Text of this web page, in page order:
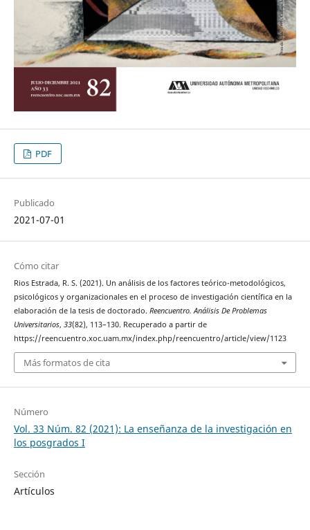
PDF
Publicado
2021-07-01
Cómo citar
Rios Estrada, R. S. (2021). Un análisis de los factores teórico-metodológicos,
psicológicos y organizacionales en el proceso de investigación científica en la
elaboración de la tesis de doctorado. Reencuentro. Análisis De Problemas
Universitarios, 33(82), 113–130. Recuperado a partir de
https://reencuentro.xoc.uam.mx/index.php/reencuentro/article/view/1123
Más formatos de cita
Número
Vol. 33 Núm. 82 (2021): La enseñanza de la investigación en
los posgrados I
Sección
Artículos